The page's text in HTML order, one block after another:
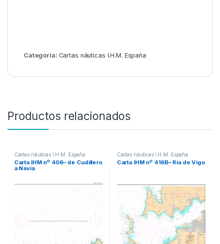
Categoría: Cartas náuticas I.H.M. España
Productos relacionados
Cartas náuticas I.H.M. España
Carta IHM nº 406– de Cudillero
a Navia
Cartas náuticas I.H.M. España
Carta IHM nº 416B– Ría de Vigo